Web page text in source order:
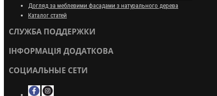
Догляд за меблевими фасадами з натурального дерева
Каталог статей
СЛУЖБА ПОДДЕРЖКИ
ІНФОРМАЦІЯ ДОДАТКОВА
СОЦИАЛЬНЫЕ СЕТИ